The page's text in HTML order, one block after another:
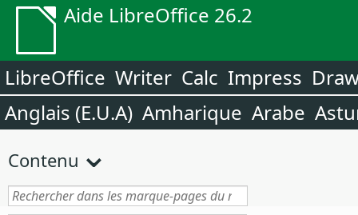
Aide LibreOffice 26.2
LibreOffice Writer Calc Impress
Anglais (E.U.A) Amharique Arabe
Contenu